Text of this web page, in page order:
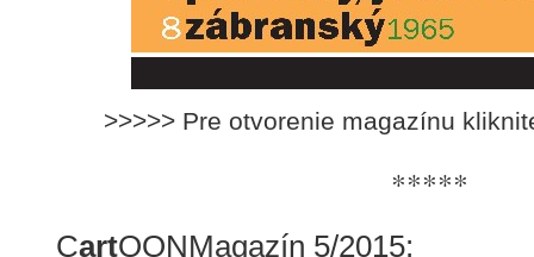
>>>>> Pre otvorenie magazínu
*****
CartOONMagazín 5/2015: